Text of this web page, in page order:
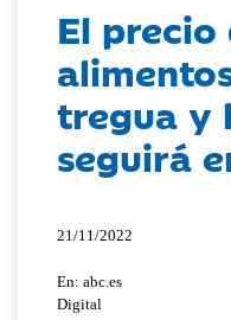
El precio
tregua y
seguirá
21/11/2022
En: abc.es
Digital